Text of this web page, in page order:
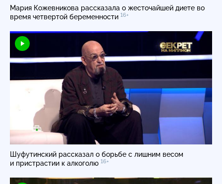
Мария Кожевникова рассказала о жесточайшей диете во
время четвертой беременности 16+
Шуфутинский рассказал о борьбе с лишним весом
и пристрастии к алкоголю 16+